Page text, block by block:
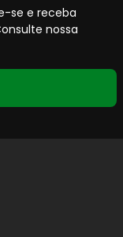
se e receba
nossa